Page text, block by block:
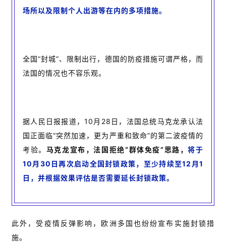
场所以及限制个人出游等在内的多项措施。
全国“封城”、限制出行，德国的防疫措施可谓严格，而
法国的情况也不容乐观。
据人民日报报道，10月28日，法国总统马克龙承认法
国正面临“突然加速，更为严重和致命”的第二波疫情的
考验。 马克龙宣布，法国拒绝“群体免疫”思路，将于
10月30日再次启动全国封锁政策，至少持续至12月1
日，并根据效果评估是否需要延长封锁政策。
此外，受疫情反弹影响，欧洲多国也纷纷宣布实施封锁措
施。